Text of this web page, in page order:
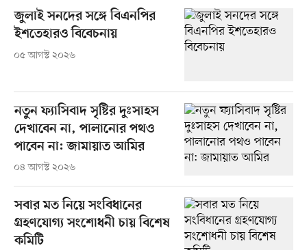
জুলাই সনদের সঙ্গে বিএনপির
ইশতেহারও বিবেচনায়
০৫ আগস্ট ২০২৬
নতুন ফ্যাসিবাদ সৃষ্টির দুঃসাহস
দেখাবেন না, পালানোর পথও
পাবেন না: জামায়াত আমির
০৪ আগস্ট ২০২৬
সবার মত নিয়ে সংবিধানের
গ্রহণযোগ্য সংশোধনী চায় বিশেষ
কমিটি